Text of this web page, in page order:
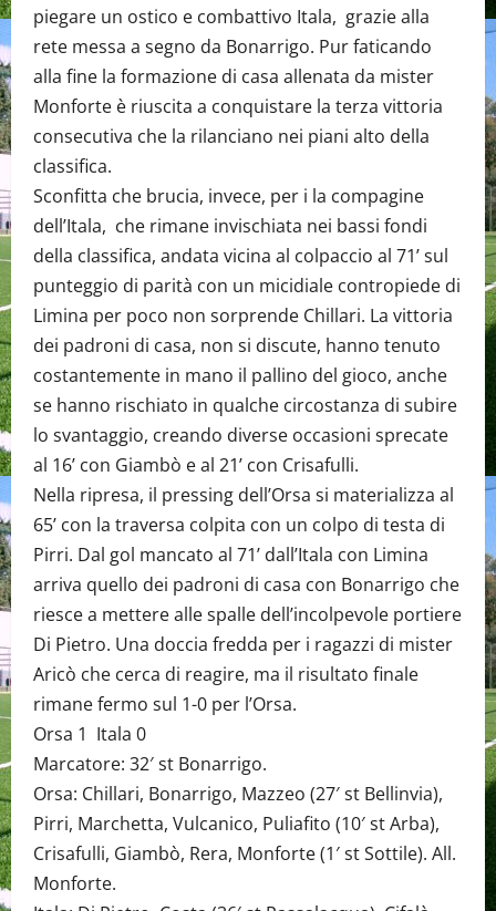
piegare un ostico e combattivo Itala, grazie alla
rete messa a segno da Bonarrigo. Pur faticando
alla fine la formazione di casa allenata da mister
Monforte è riuscita a conquistare la terza vittoria
consecutiva che la rilanciano nei piani alto della
classifica.
Sconfitta che brucia, invece, per i la compagine
dell’Itala, che rimane invischiata nei bassi fondi
della classifica, andata vicina al colpaccio al 71’ sul
punteggio di parità con un micidiale contropiede di
Limina per poco non sorprende Chillari. La vittoria
dei padroni di casa, non si discute, hanno tenuto
costantemente in mano il pallino del gioco, anche
se hanno rischiato in qualche circostanza di subire
lo svantaggio, creando diverse occasioni sprecate
al 16’ con Giambò e al 21’ con Crisafulli.
Nella ripresa, il pressing dell’Orsa si materializza al
65’ con la traversa colpita con un colpo di testa di
Pirri. Dal gol mancato al 71’ dall’Itala con Limina
arriva quello dei padroni di casa con Bonarrigo che
riesce a mettere alle spalle dell’incolpevole portiere
Di Pietro. Una doccia fredda per i ragazzi di mister
Aricò che cerca di reagire, ma il risultato finale
rimane fermo sul 1-0 per l’Orsa.
Orsa 1 Itala 0
Marcatore: 32′ st Bonarrigo.
Orsa: Chillari, Bonarrigo, Mazzeo (27′ st Bellinvia),
Pirri, Marchetta, Vulcanico, Puliafito (10′ st Arba),
Crisafulli, Giambò, Rera, Monforte (1′ st Sottile). All.
Monforte.